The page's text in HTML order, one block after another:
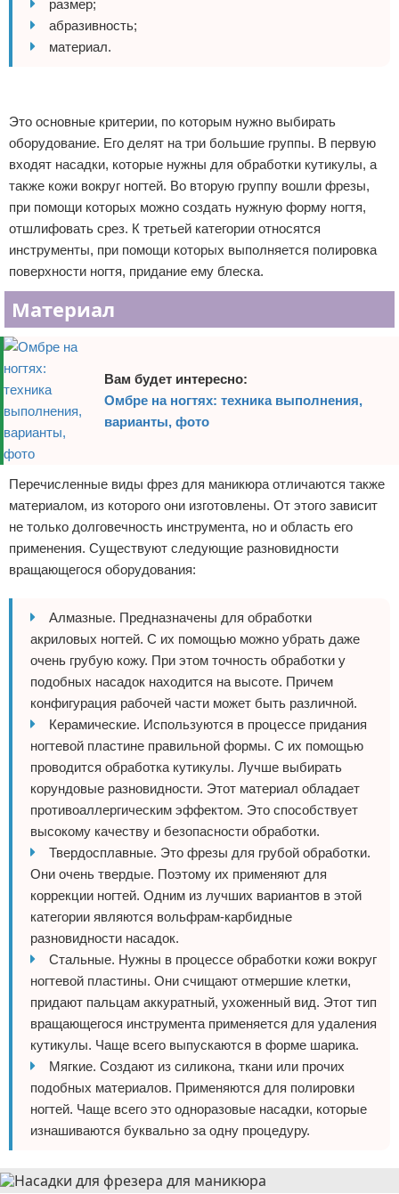
размер;
абразивность;
материал.
Это основные критерии, по которым нужно выбирать
оборудование. Его делят на три большие группы. В первую
входят насадки, которые нужны для обработки кутикулы, а
также кожи вокруг ногтей. Во вторую группу вошли фрезы,
при помощи которых можно создать нужную форму ногтя,
отшлифовать срез. К третьей категории относятся
инструменты, при помощи которых выполняется полировка
поверхности ногтя, придание ему блеска.
Материал
Вам будет интересно:
Омбре на ногтях: техника выполнения,
варианты, фото
Перечисленные виды фрез для маникюра отличаются также
материалом, из которого они изготовлены. От этого зависит
не только долговечность инструмента, но и область его
применения. Существуют следующие разновидности
вращающегося оборудования:
Алмазные. Предназначены для обработки
акриловых ногтей. С их помощью можно убрать даже
очень грубую кожу. При этом точность обработки у
подобных насадок находится на высоте. Причем
конфигурация рабочей части может быть различной.
Керамические. Используются в процессе придания
ногтевой пластине правильной формы. С их помощью
проводится обработка кутикулы. Лучше выбирать
корундовые разновидности. Этот материал обладает
противоаллергическим эффектом. Это способствует
высокому качеству и безопасности обработки.
Твердосплавные. Это фрезы для грубой обработки.
Они очень твердые. Поэтому их применяют для
коррекции ногтей. Одним из лучших вариантов в этой
категории являются вольфрам-карбидные
разновидности насадок.
Стальные. Нужны в процессе обработки кожи вокруг
ногтевой пластины. Они счищают отмершие клетки,
придают пальцам аккуратный, ухоженный вид. Этот тип
вращающегося инструмента применяется для удаления
кутикулы. Чаще всего выпускаются в форме шарика.
Мягкие. Создают из силикона, ткани или прочих
подобных материалов. Применяются для полировки
ногтей. Чаще всего это одноразовые насадки, которые
изнашиваются буквально за одну процедуру.